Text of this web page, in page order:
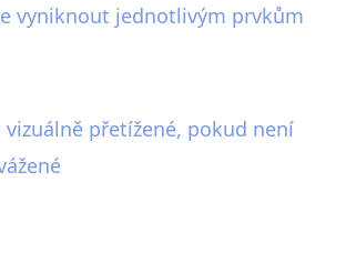
vyniknout jednotlivým prvkům
vizuálně přetížené, pokud není